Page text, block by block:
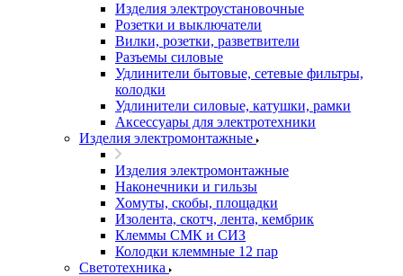
Изделия электроустановочные
Розетки и выключатели
Вилки, розетки, разветвители
Разъемы силовые
Удлинители бытовые, сетевые фильтры,
колодки
Удлинители силовые, катушки, рамки
Аксессуары для электротехники
Изделия электромонтажные
Изделия электромонтажные
Наконечники и гильзы
Хомуты, скобы, площадки
Изолента, скотч, лента, кембрик
Клеммы СМК и СИЗ
Колодки клеммные 12 пар
Светотехника